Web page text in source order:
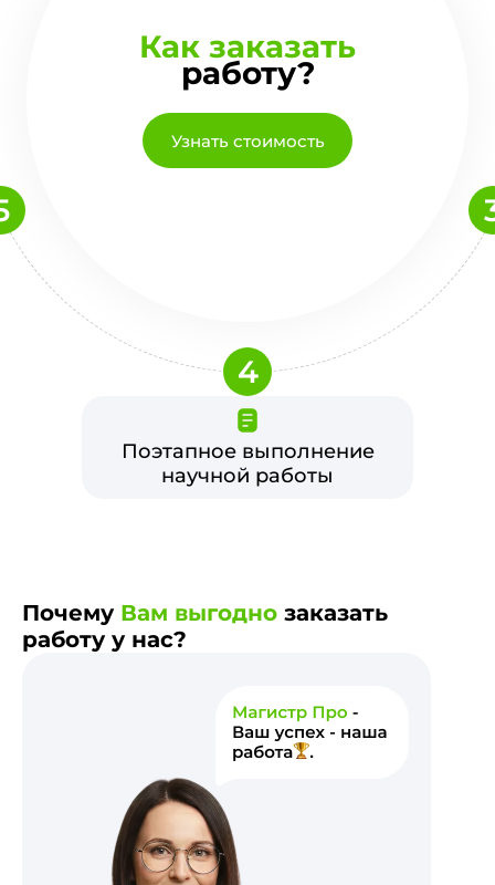
Как заказать
работу?
Узнать стоимость
Поэтапное выполнение
научной работы
4
Почему Вам выгодно заказать
работу у нас?